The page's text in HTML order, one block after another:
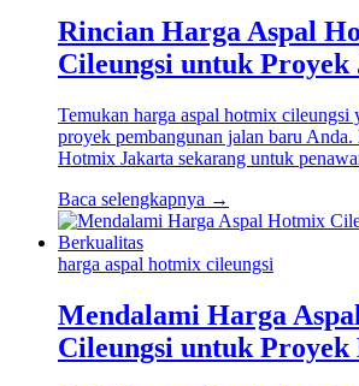
Rincian Harga Aspal
Cileungsi untuk Proyek
Temukan harga aspal hotmix
proyek pembangunan jalan baru
Hotmix Jakarta sekarang untuk
Baca selengkapnya →
harga aspal hotmix cileungsi
Mendalami Harga
Cileungsi untuk